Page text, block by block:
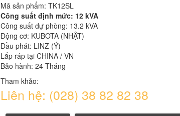
Mã sản phẩm:TK12SL
Công suất định mức: 12 kVA
Công suất dự phòng: 13.2 kVA
Động cơ: KUBOTA (NHẬT)
Đầu phát: LINZ (Ý)
Lắp ráp tại CHINA / VN
Bảo hành: 24 Tháng
Tham khảo:
Liên hệ: (028) 38 82 82 38